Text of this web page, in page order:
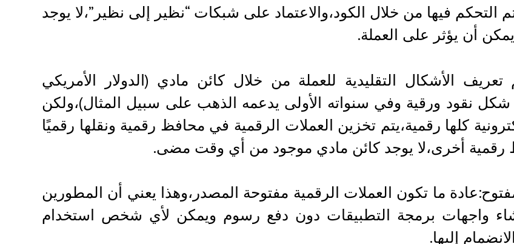
التحكم فيها من خلال الكود،والاعتماد على شبكات “نظير إلى نظير”،لا يوجد
أن يؤثر على العملة.
تعريف الأشكال التقليدية للعملة من خلال كائن مادي (الدولار الأمريكي
نقود ورقية وفي سنواته الأولى يدعمه الذهب على سبيل المثال)،ولكن
كلها رقمية،يتم تخزين العملات الرقمية في محافظ رقمية ونقلها رقميًا
رقمية أخرى،لا يوجد كائن مادي موجود من أي وقت مضى.
ما تكون العملات الرقمية مفتوحة المصدر،وهذا يعني أن المطورين
واجهات برمجة التطبيقات دون دفع رسوم ويمكن لأي شخص استخدام
إليها.